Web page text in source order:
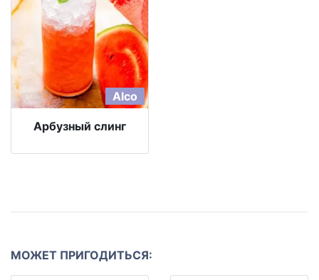
Alco
Арбузный слинг
МОЖЕТ ПРИГОДИТЬСЯ: